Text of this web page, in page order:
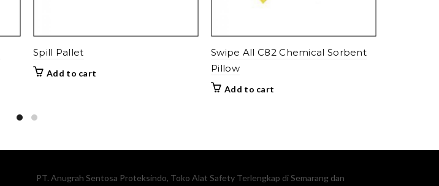
Spill Pallet
Add to cart
Swipe All C82 Chemical Sorbent
Pillow
Add to cart
PT. Anugrah Sentosa Proteksindo, Toko Alat Safety Terlengkap di Semarang dan